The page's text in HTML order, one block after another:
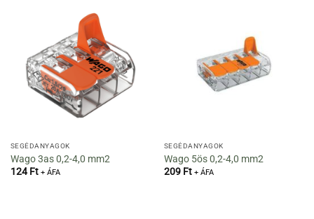
SEGÉDANYAGOK
Wago 3as 0,2-4,0 mm2
124Ft + ÁFA
SEGÉDANYAGOK
Wago 5ös 0,2-4,0 mm2
209 Ft + ÁFA